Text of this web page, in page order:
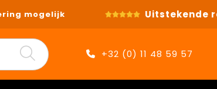
mogelijk Uitstekende
+32 (0) 11 48 59 57